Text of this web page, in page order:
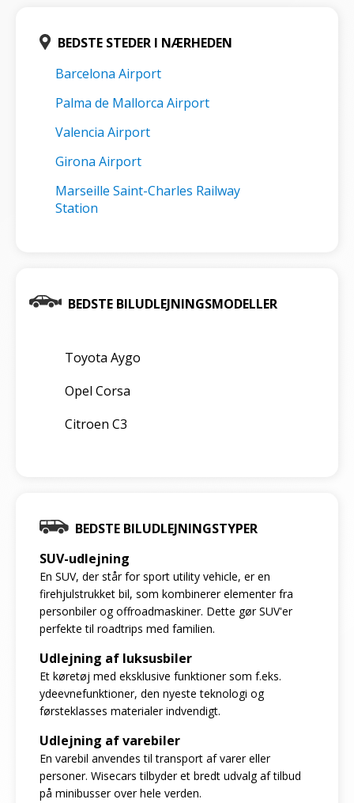
BEDSTE STEDER I NÆRHEDEN
Barcelona Airport
Palma de Mallorca Airport
Valencia Airport
Girona Airport
Marseille Saint-Charles Railway
Station
BEDSTE BILUDLEJNINGSMODELLER
Toyota Aygo
Opel Corsa
Citroen C3
BEDSTE BILUDLEJNINGSTYPER
SUV-udlejning
En SUV, der står for sport utility vehicle, er en
firehjulstrukket bil, som kombinerer elementer fra
personbiler og offroadmaskiner. Dette gør SUV'er
perfekte til roadtrips med familien.
Udlejning af luksusbiler
Et køretøj med eksklusive funktioner som f.eks.
ydeevnefunktioner, den nyeste teknologi og
førsteklasses materialer indvendigt.
Udlejning af varebiler
En varebil anvendes til transport af varer eller
personer. Wisecars tilbyder et bredt udvalg af tilbud
på minibusser over hele verden.